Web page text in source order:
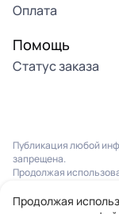
Оплата
Помощь
Статус заказа
Публикация любой
запрещена.
Продолжая
конфиденциальности
Продолжая